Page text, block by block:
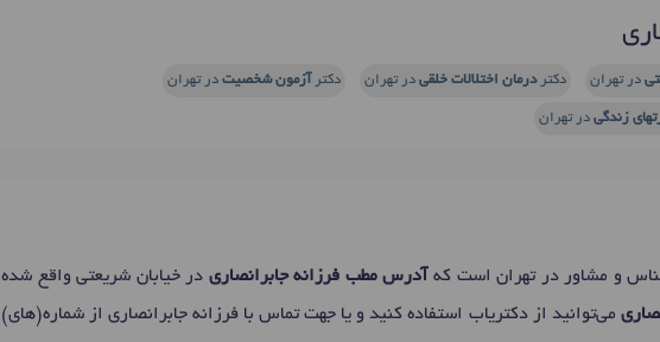
در تهران دکتردرمان اختلالات خلقی در تهران دکتر آزمون شخصیت در تهران
زندگی در تهران
و مشاور در تهران است که آدرس مطب فرزانه جابرانصاری در خیابان شریعتی واقع شده
می‌توانید از دکتریاب استفاده کنید و یا جهت تماس با فرزانه جابرانصاری از شماره(های)